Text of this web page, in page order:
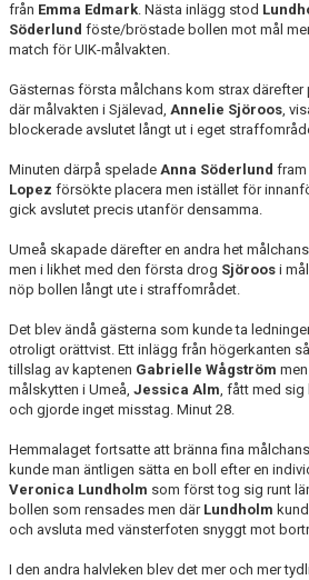
från Emma Edmark. Nästa inlägg stod
Söderlund föste/bröstade bollen mot mål
match för UIK-målvakten.
Gästernas första målchans kom strax
där målvakten i Själevad, Annelie Sjöroos,
blockerade avslutet långt ut i eget
Minuten därpå spelade Anna Söderlund fram
Lopez försökte placera men istället för
gick avslutet precis utanför densamma.
Umeå skapade därefter en andra het
men i likhet med den första drog Sjöroos i
nöp bollen långt ute i straffområdet.
Det blev ändå gästerna som kunde ta
otroligt orättvist. Ett inlägg från högerkanten
tillslag av kaptenen Gabrielle Wågström
målskytten i Umeå, Jessica Alm, fått med
och gjorde inget misstag. Minut 28.
Hemmalaget fortsatte att bränna fina
kunde man äntligen sätta en boll efter en
Veronica Lundholm som först tog sig runt
bollen som rensades men där Lundholm
och avsluta med vänsterfoten snyggt mot
I den andra halvleken blev det mer och mer